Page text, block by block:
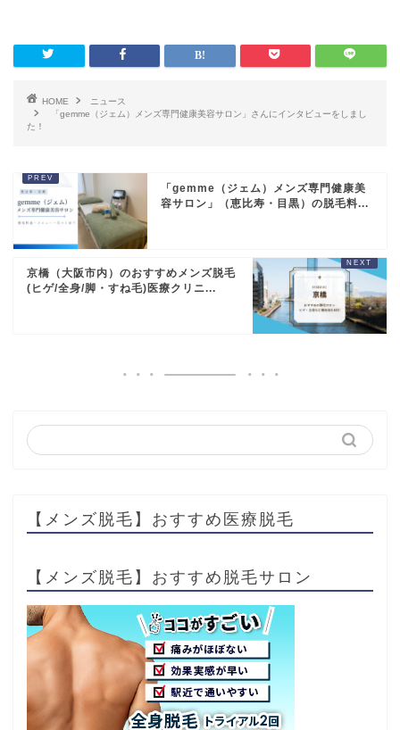
HOME
ニュース
「gemme（ジェム）メンズ専門健康美容サロン」さんにインタビューをしまし
た！
「gemme（ジェム）メンズ専門健康美
容サロン」（恵比寿・目黒）の脱毛料...
京橋（大阪市内）のおすすめメンズ脱毛
(ヒゲ/全身/脚・すね毛)医療クリニ...
【メンズ脱毛】おすすめ医療脱毛
【メンズ脱毛】おすすめ脱毛サロン